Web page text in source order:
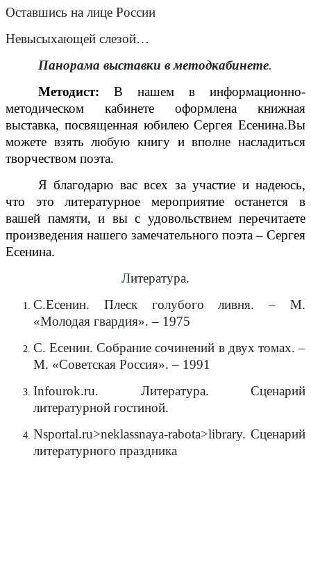
Оставшись на лице России
Невысыхающей слезой…
Панорама выставки в методкабинете.
Методист:В нашем в информационно-
методическом кабинете оформлена книжная
выставка, посвященная юбилею Сергея Есенина.Вы
можете взять любую книгу и вполне насладиться
творчеством поэта.
Я благодарю вас всех за участие и надеюсь,
что это литературное мероприятие останется в
вашей памяти, и вы с удовольствием перечитаете
произведения нашего замечательного поэта – Сергея
Есенина.
Литература.
С.Есенин. Плеск голубого ливня. – М.
«Молодая гвардия». – 1975
С. Есенин. Собрание сочинений в двух томах. –
М. «Советская Россия». – 1991
Infourok.ru. Литература. Сценарий
литературной гостиной.
Nsportal.ru>neklassnayа-rabota>library. Сценарий
литературного праздника